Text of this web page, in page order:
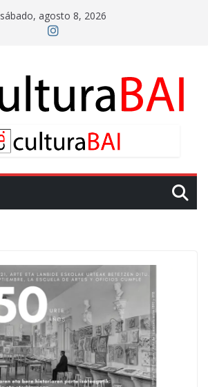
sábado, agosto 8, 2026